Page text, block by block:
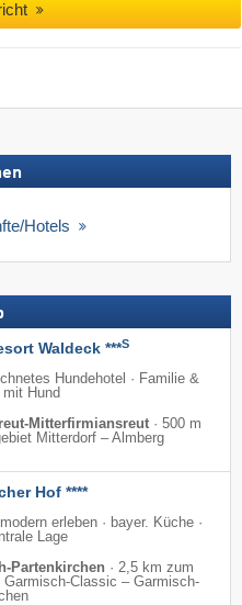
Hotels
Waldeck ***S
Hundehotel · Familie &
Hund
Mitterfirmiansreut · 500 m
Mitterdorf – Almberg
Hof ****
modern erleben · bayer. Küche ·
Lage
Partenkirchen · 2,5 km zum
Garmisch-Classic – Garmisch-